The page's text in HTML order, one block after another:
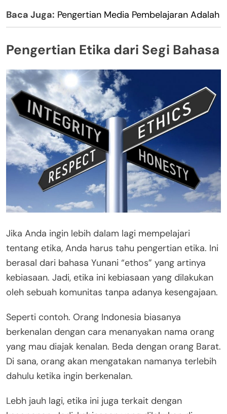
Baca Juga: Pengertian Media Pembelajaran Adalah
Pengertian Etika dari Segi Bahasa
Jika Anda ingin lebih dalam lagi mempelajari
tentang etika, Anda harus tahu pengertian etika. Ini
berasal dari bahasa Yunani “ethos” yang artinya
kebiasaan. Jadi, etika ini kebiasaan yang dilakukan
oleh sebuah komunitas tanpa adanya kesengajaan.
Seperti contoh. Orang Indonesia biasanya
berkenalan dengan cara menanyakan nama orang
yang mau diajak kenalan. Beda dengan orang Barat.
Di sana, orang akan mengatakan namanya terlebih
dahulu ketika ingin berkenalan.
Lebh jauh lagi, etika ini juga terkait dengan